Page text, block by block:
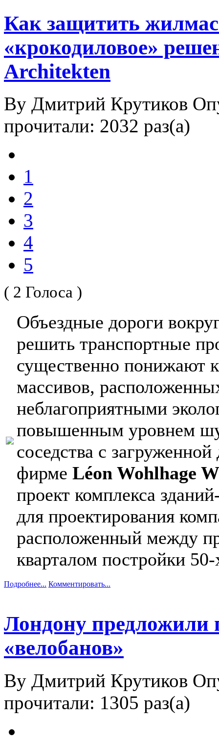
Как защитить
«крокодиловое»
Architekten
By Дмитрий Крутиков
прочитали: 2032 раз(а)
1
2
3
4
5
( 2 Голоса )
Объездные дороги
решить транспортные
существенно понижают
массивов,
неблагоприятными
повышенным уровнем
соседства с
фирме Léon Wohlhage
проект комплекса
для проектирования
расположенный между
кварталом постройки
Подробнее... Комментировать...
Лондону предложили
«велобанов»
By Дмитрий Крутиков
прочитали: 1305 раз(а)